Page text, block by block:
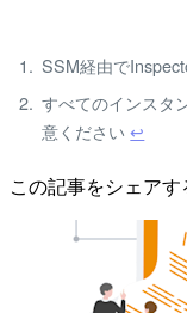
SSM経由で
すべてのインスタ
意ください↩
この記事をシェアす